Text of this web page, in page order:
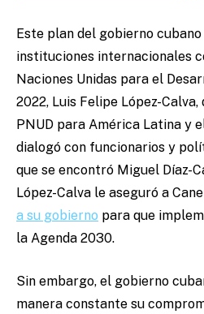
Este plan del gobierno
instituciones internacionales
Naciones Unidas para el
2022, Luis Felipe López-
PNUD para América Latina y
dialogó con funcionarios y
que se encontró Miguel Díaz-
López-Calva le aseguró a
a su gobierno para que
la Agenda 2030.
Sin embargo, el gobierno
manera constante su